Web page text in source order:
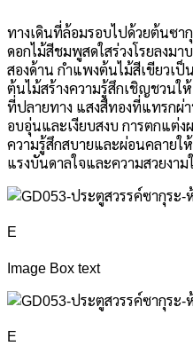
ทางเดินที่ล้อมรอบไปด้วยต้นซา
ดอกไม้สีชมพูสดใสร่วงโรยลงม
สองด้าน กำแพงต้นไม้สีเขียวเป็
ต้นไม้สร้างความรู้สึกเชิญชวนใ
ที่ปลายทาง แสงสีทองที่แทรกผ่
อบอุ่นและเงียบสงบ การตกแต่
ความรู้สึกสบายและผ่อนคลาย
แรงบันดาลใจและความสวยงา
E
Image Box text
E